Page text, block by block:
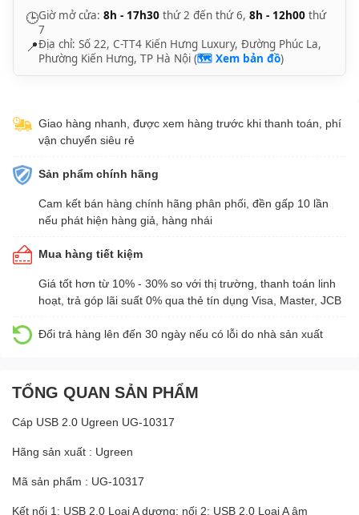
🕒Giờ mở cửa: 8h - 17h30 thứ 2 đến thứ 6, 8h - 12h00 thứ
7
📍Địa chỉ: Số 22, C-TT4 Kiến Hưng Luxury, Đường Phúc La,
Phường Kiến Hưng, TP Hà Nội (🗺️ Xem bản đồ)
Giao hàng nhanh, được xem hàng trước khi thanh toán, phí
vận chuyển siêu rẻ
Sản phẩm chính hãng
Cam kết bán hàng chính hãng phân phối, đền gấp 10 lần
nếu phát hiện hàng giả, hàng nhái
Mua hàng tiết kiệm
Giá tốt hơn từ 10% - 30% so với thị trường, thanh toán linh
hoạt, trả góp lãi suất 0% qua thẻ tín dụng Visa, Master, JCB
Đổi trả hàng lên đến 30 ngày nếu có lỗi do nhà sản xuất
TỔNG QUAN SẢN PHẨM
Cáp USB 2.0 Ugreen UG-10317
Hãng sản xuất : Ugreen
Mã sản phẩm : UG-10317
Kết nối 1: USB 2.0 Loại A dương; nối 2: USB 2.0 Loại A âm